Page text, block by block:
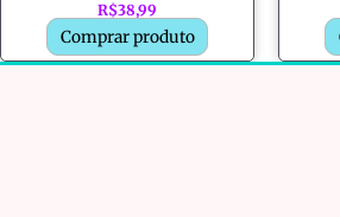
R$38,99
Comprar produto